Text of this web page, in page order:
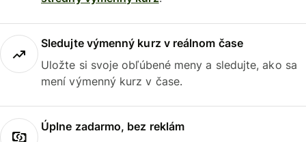
Sledujte výmenný kurz v reálnom čase
Uložte si svoje obľúbené meny a sledujte, ako sa
mení výmenný kurz v čase.
Úplne zadarmo, bez reklám